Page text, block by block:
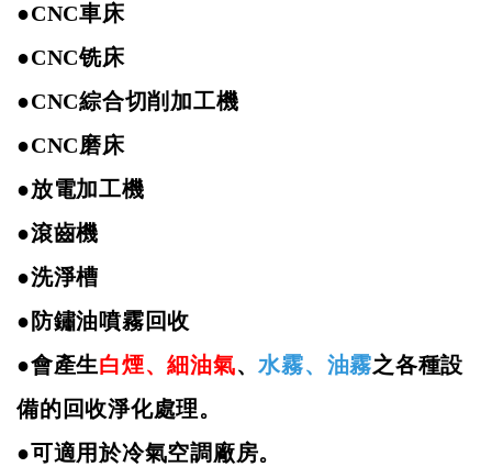
●CNC車床
●CNC铣床
●CNC綜合切削加工機
●CNC磨床
●放電加工機
●滾齒機
●洗淨槽
● 防鏽油噴霧回收
●會產生白煙、細油氣、水霧、油霧之各種設
備的回收淨化處理。
●可適用於冷氣空調廠房。